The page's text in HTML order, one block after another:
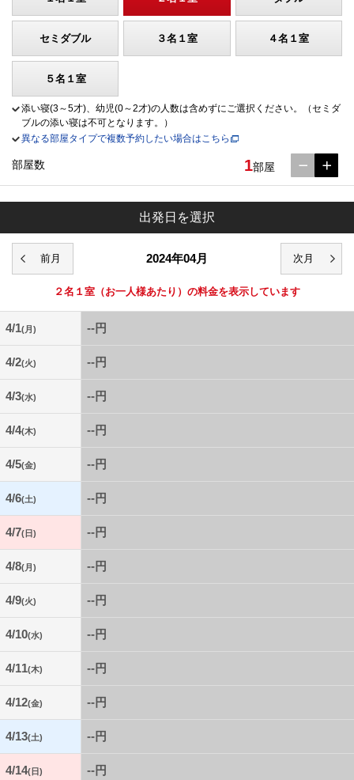
セミダブル ３名１室 ４名１室
５名１室
添い寝(3～5才)、幼児(0～2才)の人数は含めずにご選択ください。（セミダ
ブルの添い寝は不可となります。）
異なる部屋タイプで複数予約したい場合はこちら
部屋数 1部屋
出発日を選択
2024年04月
２名１室 （お一人様あたり）の料金を表示しています
4/1(月) --円
4/2(火) --円
4/3(水) --円
4/4(木) --円
4/5(金) --円
4/6(土) --円
4/7(日) --円
4/8(月) --円
4/9(火) --円
4/10(水) --円
4/11(木) --円
4/12(金) --円
4/13(土) --円
4/14(日) --円